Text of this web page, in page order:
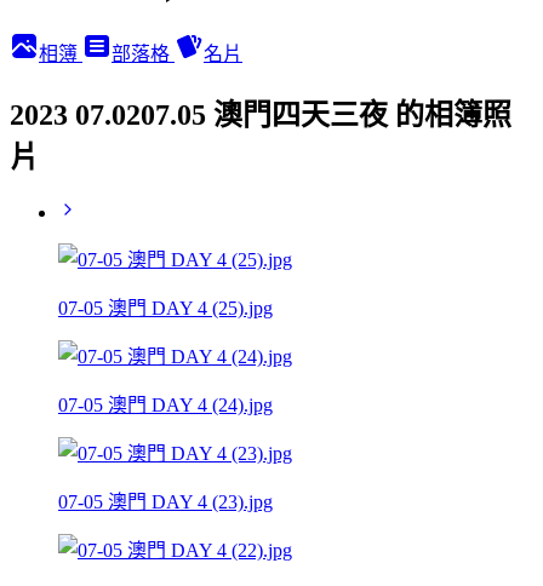
相簿 部落格 名片
2023 07.0207.05 澳門四天三夜 的相簿照
片
07-05 澳門 DAY 4 (25).jpg
07-05 澳門 DAY 4 (24).jpg
07-05 澳門 DAY 4 (23).jpg